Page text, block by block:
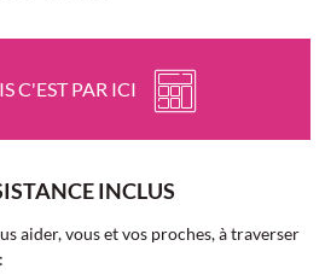
C'EST PAR ICI
INCLUS
aider, vous et vos proches, à traverser